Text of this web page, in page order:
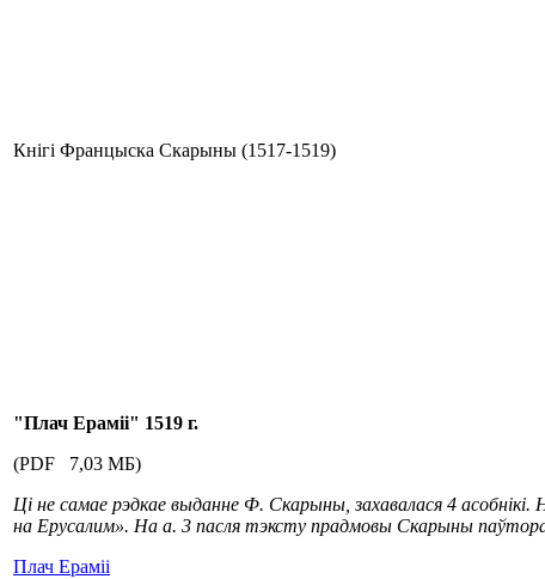
Кнігі Францыска Скарыны (1517-1519)
"Плач Ераміі" 1519 г.
(PDF 7,03 МБ)
Ці не самае рэдкае выданне Ф. Скарыны, захавалася 4
на Ерусалим». На а. 3 пасля тэксту прадмовы Скарыны
Плач Ераміі